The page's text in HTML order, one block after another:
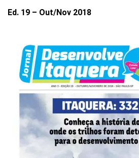
Ed. 19 – Out/Nov 2018